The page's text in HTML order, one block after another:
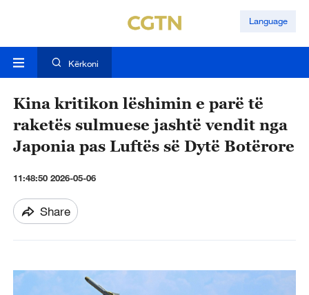
Language
Kërkoni
Kina kritikon lëshimin e parë të
raketës sulmuese jashtë vendit nga
Japonia pas Luftës së Dytë Botërore
11:48:50 2026-05-06
Share